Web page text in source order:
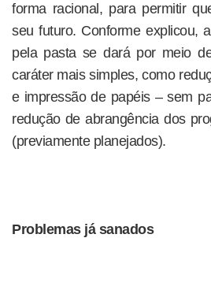
forma racional, para permitir
seu futuro. Conforme explicou,
pela pasta se dará por meio
caráter mais simples, como
e impressão de papéis – sem
redução de abrangência dos
(previamente planejados).
Problemas já sanados